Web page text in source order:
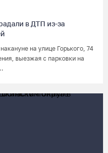
в ДТП из-за
на улице Горького, 74
выезжая с парковки на